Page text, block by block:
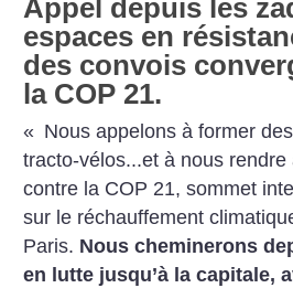
Appel depuis les
espaces en
des convois
la COP 21.
« Nous appelons à former
tracto-vélos...et à nous
contre la COP 21, sommet
sur le réchauffement
Paris. Nous cheminerons
en lutte jusqu’à la capitale,